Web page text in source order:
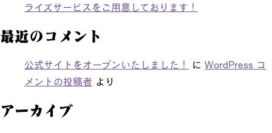
ライズサービスをご用意しております！
最近のコメント
公式サイトをオープンいたしました！ に WordPress コ
メントの投稿者 より
アーカイブ